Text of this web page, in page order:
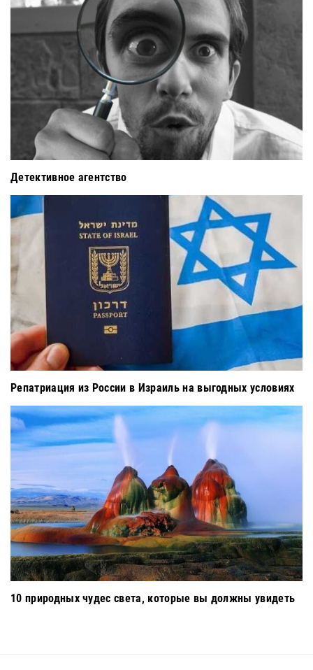
Детективное агентство
Репатриация из России в Израиль на выгодных условиях
10 природных чудес света, которые вы должны увидеть